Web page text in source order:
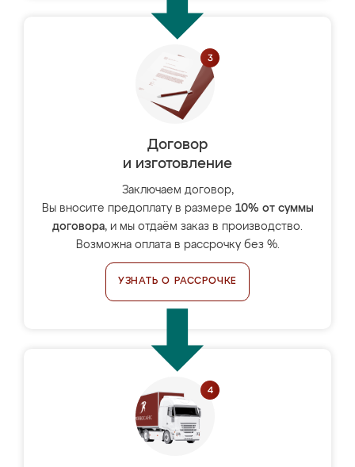
Договор
и изготовление
Заключаем договор,
Вы вносите предоплату в размере 10% от суммы
договора, и мы отдаём заказ в производство.
Возможна оплата в рассрочку без %.
УЗНАТЬ О РАССРОЧКЕ